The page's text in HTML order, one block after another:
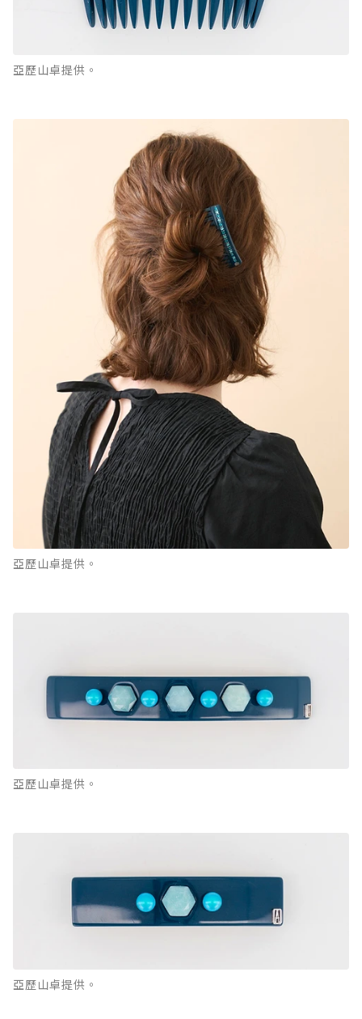
亞歷山卓提供。
亞歷山卓提供。
亞歷山卓提供。
亞歷山卓提供。